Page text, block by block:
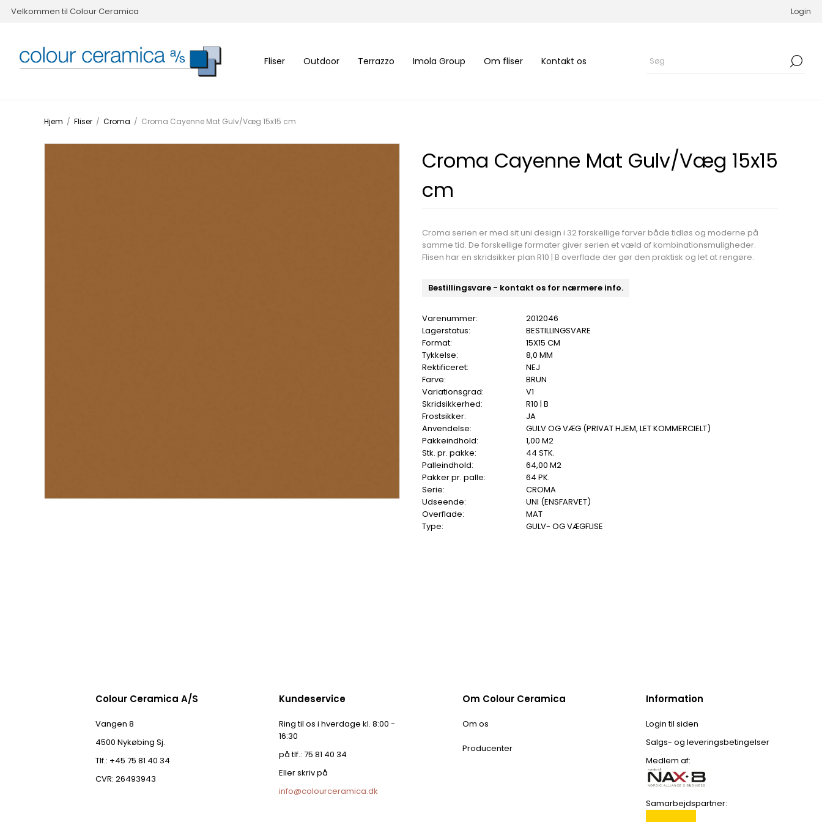
Velkommen til Colour Ceramica Login
Fliser Outdoor Terrazzo Imola Group Om fliser Kontakt os
Hjem / Fliser / Croma / Croma Cayenne Mat Gulv/Væg 15x15 cm
Croma Cayenne Mat Gulv/Væg 15x15
cm
Croma serien er med sit uni design i 32 forskellige farver både tidløs og moderne på
samme tid. De forskellige formater giver serien et væld af kombinationsmuligheder.
Flisen har en skridsikker plan R10 | B overflade der gør den praktisk og let at rengøre.
Bestillingsvare - kontakt os for nærmere info.
Varenummer:
2012046
Lagerstatus:
BESTILLINGSVARE
Format:
15X15 CM
Tykkelse:
8,0 MM
Rektificeret:
NEJ
Farve:
BRUN
Variationsgrad:
V1
Skridsikkerhed:
R10 | B
Frostsikker:
JA
Anvendelse:
GULV OG VÆG (PRIVAT HJEM, LET KOMMERCIELT)
Pakkeindhold:
1,00 M2
Stk. pr. pakke:
44 STK.
Palleindhold:
64,00 M2
Pakker pr. palle:
64 PK.
Serie:
CROMA
Udseende:
UNI (ENSFARVET)
Overflade:
MAT
Type:
GULV- OG VÆGFLISE
Colour Ceramica A/S
Vangen 8
4500 Nykøbing Sj.
Tlf.: +45 75 81 40 34
CVR: 26493943
Kundeservice
Ring til os i hverdage kl. 8:00 -
16:30
på tlf.: 75 81 40 34
Eller skriv på
info@colourceramica.dk
Om Colour Ceramica
Om os
Producenter
Information
Login til siden
Salgs- og leveringsbetingelser
Medlem af:
Samarbejdspartner: